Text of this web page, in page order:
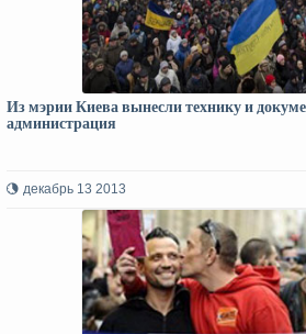
Из мэрии Киева вынесли технику и
администрация
декабрь 13 2013